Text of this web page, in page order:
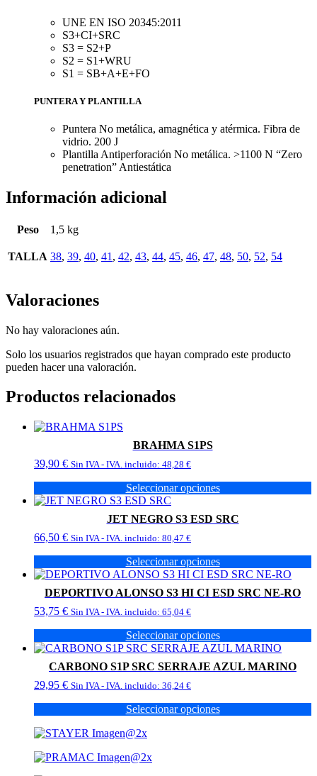
UNE EN ISO 20345:2011
S3+CI+SRC
S3 = S2+P
S2 = S1+WRU
S1 = SB+A+E+FO
PUNTERA Y PLANTILLA
Puntera No metálica, amagnética y atérmica. Fibra de
vidrio. 200 J
Plantilla Antiperforación No metálica. >1100 N “Zero
penetration” Antiestática
Información adicional
Peso 1,5 kg
TALLA 38, 39, 40, 41 , 42, 43, 44, 45, 46, 47, 48, 50, 52, 54
Valoraciones
No hay valoraciones aún.
Solo los usuarios registrados que hayan comprado este producto
pueden hacer una valoración.
Productos relacionados
BRAHMA S1PS
39,90 € Sin IVA - IVA. incluido: 48,28 €
Seleccionar opciones
Este
múltiples
opciones
pueden
elegir
en
la
página
producto
JET NEGRO S3 ESD SRC
66,50 € Sin IVA - IVA. incluido: 80,47 €
Seleccionar opciones
Este
producto
tiene
múltiples
opciones
pueden
elegir
en
la
página
de
producto
DEPORTIVO ALONSO S3 HI CI ESD SRC NE-RO
53,75 € Sin IVA - IVA. incluido: 65,04 €
Seleccionar opciones
Este
producto
tiene
múltiples
se
pueden
elegir
CARBONO S1P SRC SERRAJE AZUL MARINO
29,95 € Sin IVA - IVA. incluido: 36,24 €
Seleccionar opciones
producto
múltiples